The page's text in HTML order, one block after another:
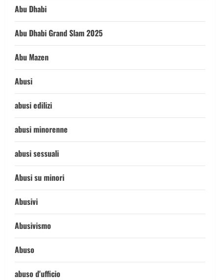
Abu Dhabi
Abu Dhabi Grand Slam 2025
Abu Mazen
Abusi
abusi edilizi
abusi minorenne
abusi sessuali
Abusi su minori
Abusivi
Abusivismo
Abuso
abuso d'ufficio